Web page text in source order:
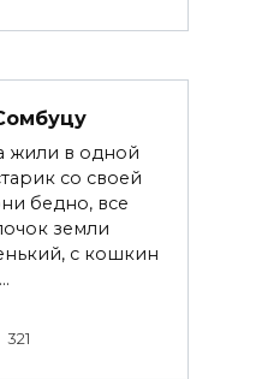
жили в одной
со своей
бедно, все
земли
с кошкин
321